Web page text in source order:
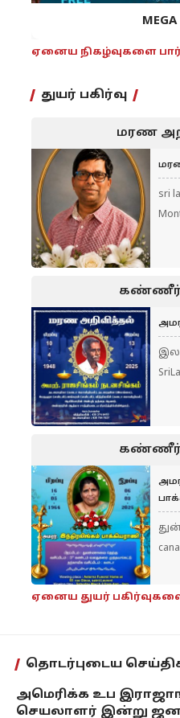
ஏனைய நிகழ்வுகளை
துயர் பகிர்வு
மரண
sri
கண்ணீர்
கண்ணீர்
ஏனைய துயர்
தொடர்புடைய
அமெரிக்க உப
செயலாளர் இன்று